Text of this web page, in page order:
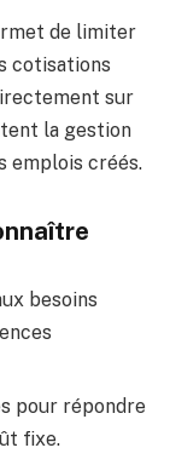
de limiter
cotisations
sur
la gestion
emplois créés.
besoins
pour répondre
fixe.